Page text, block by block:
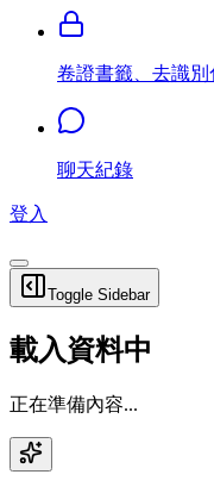
卷證書籤、去識別
聊天紀錄
登入
Toggle Sidebar
載入資料中
正在準備內容...